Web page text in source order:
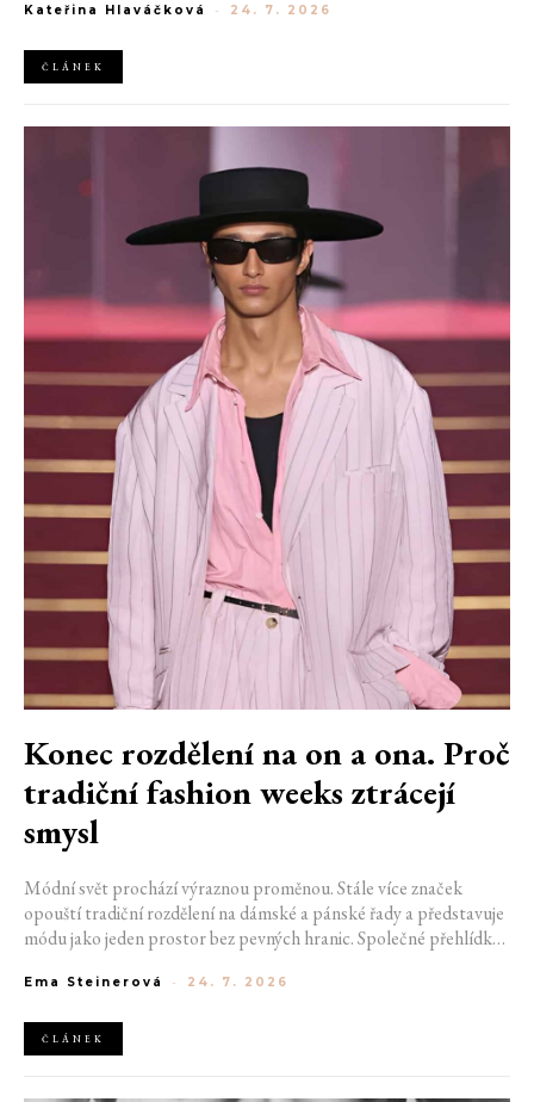
22. do 28. září přivítá tradiční jména, pozornost však zaměří
Moschino.
Kateřina Hlaváčková - 24. 7. 2026
ČLÁNEK
Konec rozdělení na on a ona. Proč
tradiční fashion weeks ztrácejí
smysl
Módní svět prochází výraznou proměnou. Stále více značek
opouští tradiční rozdělení na dámské a pánské řady a představuje
módu jako jeden prostor bez pevných hranic. Společné přehlídky,
klasické týdny módy mohou brzy vypadat úplně jinak.
Ema Steinerová - 24. 7. 2026
ČLÁNEK